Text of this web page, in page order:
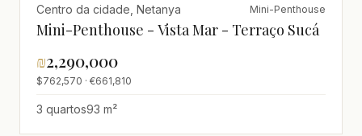
Centro da cidade, Netanya Mini-Penthouse
Mini-Penthouse - Vista Mar - Terraço Sucá
₪2,290,000
$762,570 · €661,810
3 quartos93 m²